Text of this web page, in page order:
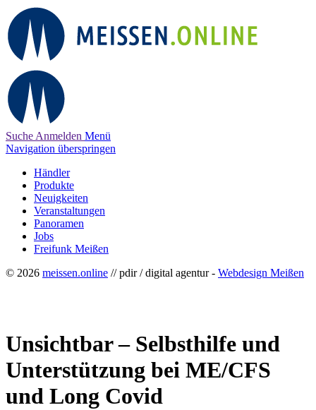
Suche Anmelden Menü
Navigation überspringen
Händler
Produkte
Neuigkeiten
Veranstaltungen
Panoramen
Jobs
Freifunk Meißen
© 2026 meissen.online // pdir / digital agentur - Webdesign Meißen
Unsichtbar – Selbsthilfe und
Unterstützung bei ME/CFS
und Long Covid